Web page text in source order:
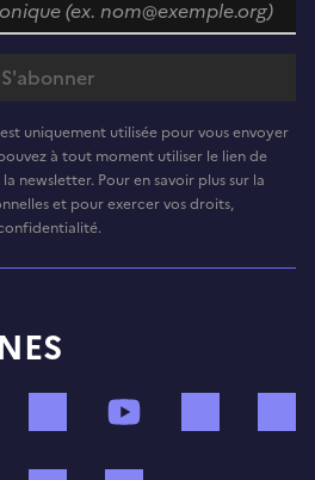
uniquement utilisée pour vous envoyer
à tout moment utiliser le lien de
newsletter. Pour en savoir plus sur la
et pour exercer vos droits,
TikTok